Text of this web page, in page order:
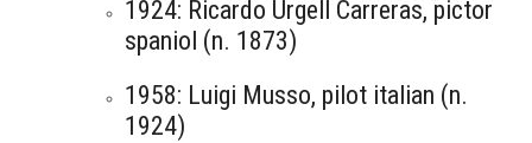
1924: Ricardo Urgell Carreras, pictor
spaniol (n. 1873)
1958: Luigi Musso, pilot italian (n.
1924)